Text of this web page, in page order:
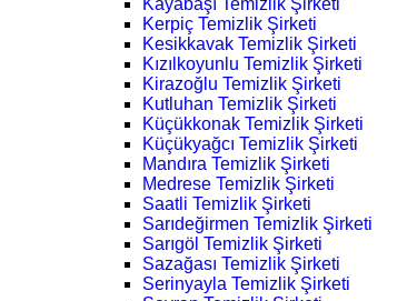
Kayabaşı Temizlik Şirketi
Kerpiç Temizlik Şirketi
Kesikkavak Temizlik Şirketi
Kızılkoyunlu Temizlik Şirketi
Kirazoğlu Temizlik Şirketi
Kutluhan Temizlik Şirketi
Küçükkonak Temizlik Şirketi
Küçükyağcı Temizlik Şirketi
Mandıra Temizlik Şirketi
Medrese Temizlik Şirketi
Saatli Temizlik Şirketi
Sarıdeğirmen Temizlik Şirketi
Sarıgöl Temizlik Şirketi
Sazağası Temizlik Şirketi
Serinyayla Temizlik Şirketi